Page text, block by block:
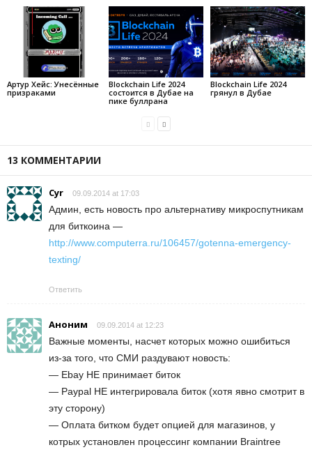
Артур Хейс: Унесённые
призраками
Blockchain Life 2024
состоится в Дубае на
пике буллрана
Blockchain Life 2024
грянул в Дубае
13 КОММЕНТАРИИ
Cyr 09.09.2014 at 17:03
Админ, есть новость про альтернативу микроспутникам
для биткоина —
http://www.computerra.ru/106457/gotenna-emergency-
texting/
Ответить
Аноним 09.09.2014 at 12:23
Важные моменты, насчет которых можно ошибиться
из-за того, что СМИ раздувают новость:
— Ebay НЕ принимает биток
— Paypal НЕ интегрировала биток (хотя явно смотрит в
эту сторону)
— Оплата битком будет опцией для магазинов, у
котрых установлен процессинг компании Braintree